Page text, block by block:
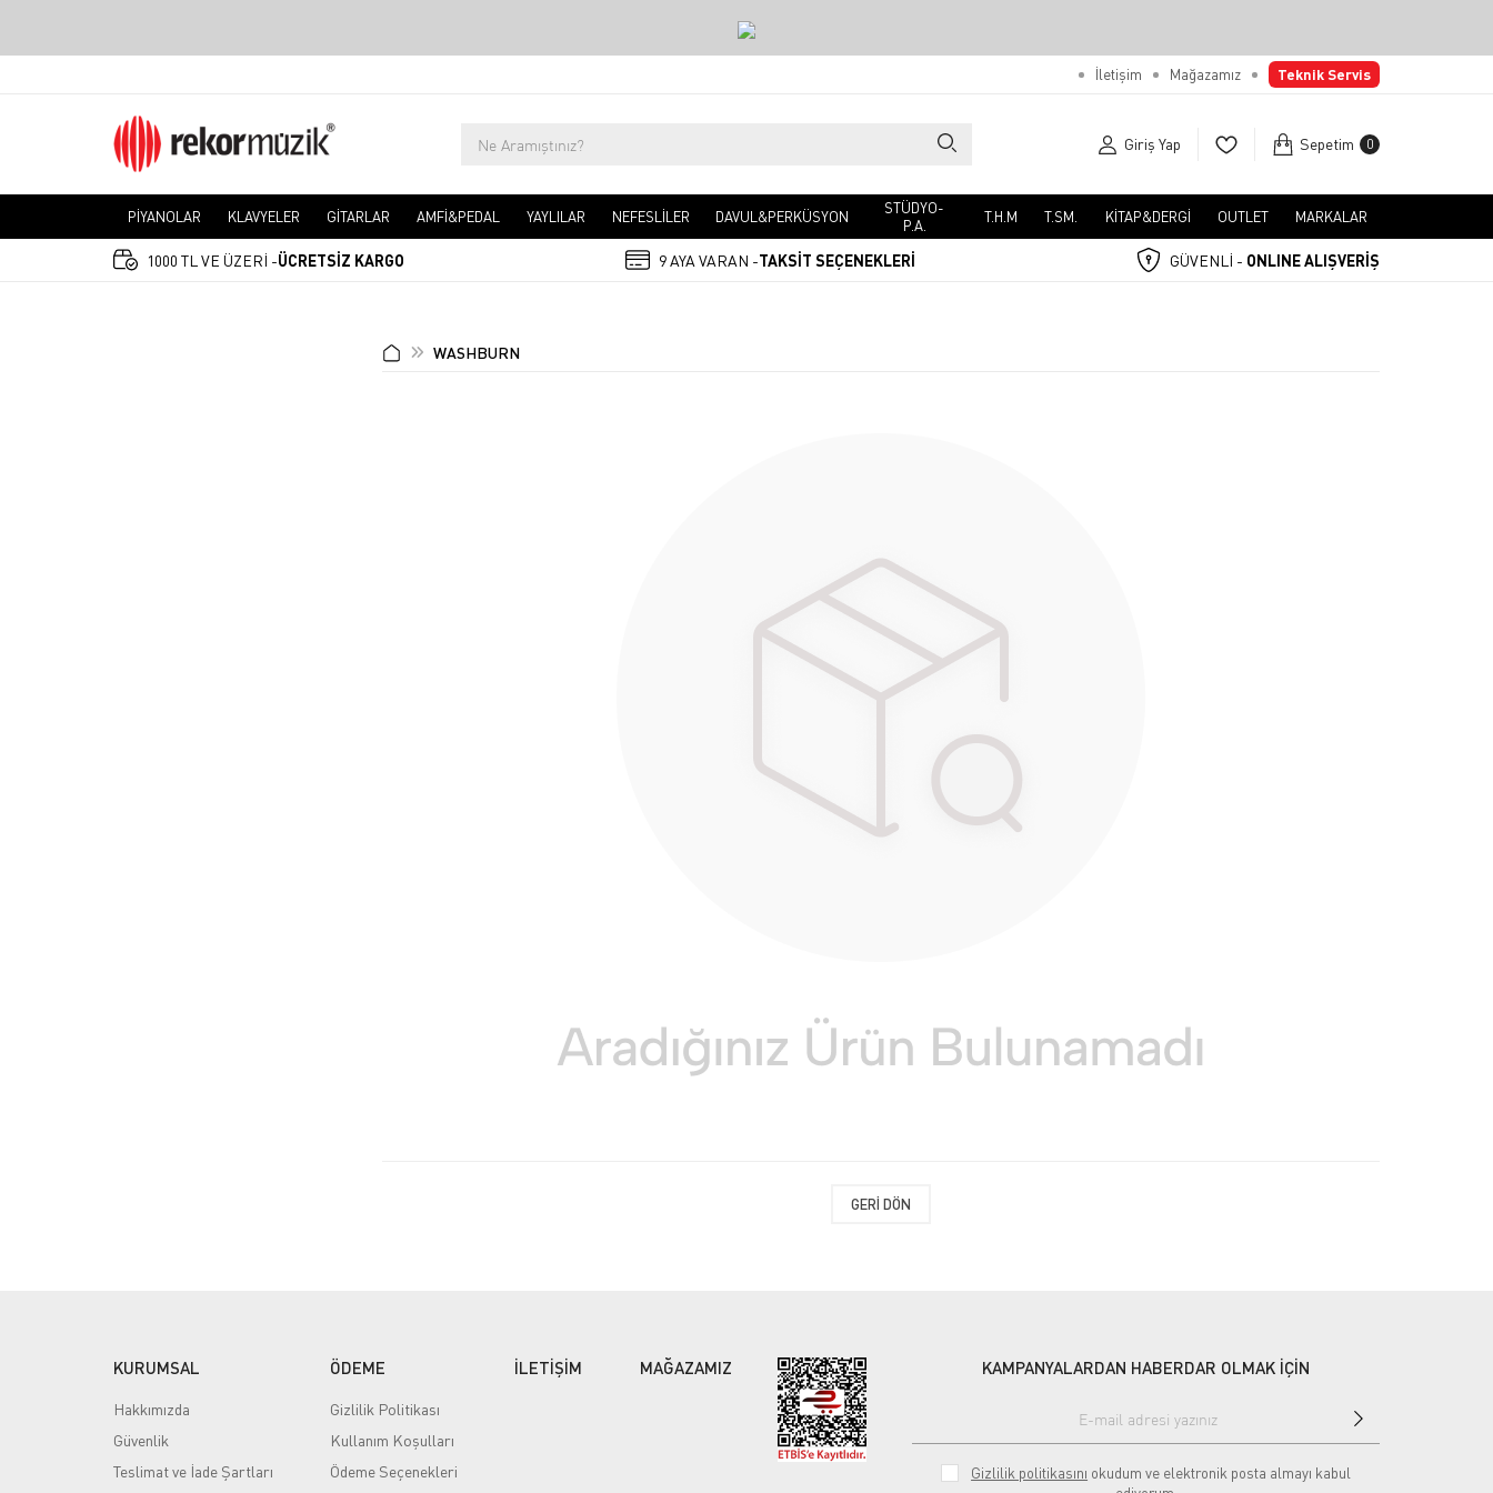
İletişim Mağazamız Teknik Servis
Giriş Yap Sepetim 0
PİYANOLAR KLAVYELER GİTARLAR AMFİ&PEDAL YAYLILAR NEFESLİLER DAVUL&PERKÜSYON
STÜDYO-
P.A.
T.H.M T.SM. KİTAP&DERGİ OUTLET MARKALAR
1000 TL VE ÜZERİ -ÜCRETSİZ KARGO 9 AYA VARAN -TAKSİT SEÇENEKLERİ GÜVENLİ - ONLINE ALIŞVERİŞ
WASHBURN
GERI DÖN
KURUMSAL
Hakkımızda
Güvenlik
Teslimat ve İade Şartları
ÖDEME
Gizlilik Politikası
Kullanım Koşulları
Ödeme Seçenekleri
İLETİŞİM MAĞAZAMIZ KAMPANYALARDAN HABERDAR OLMAK İÇİN
Gizlilik politikasını okudum ve elektronik posta almayı kabul